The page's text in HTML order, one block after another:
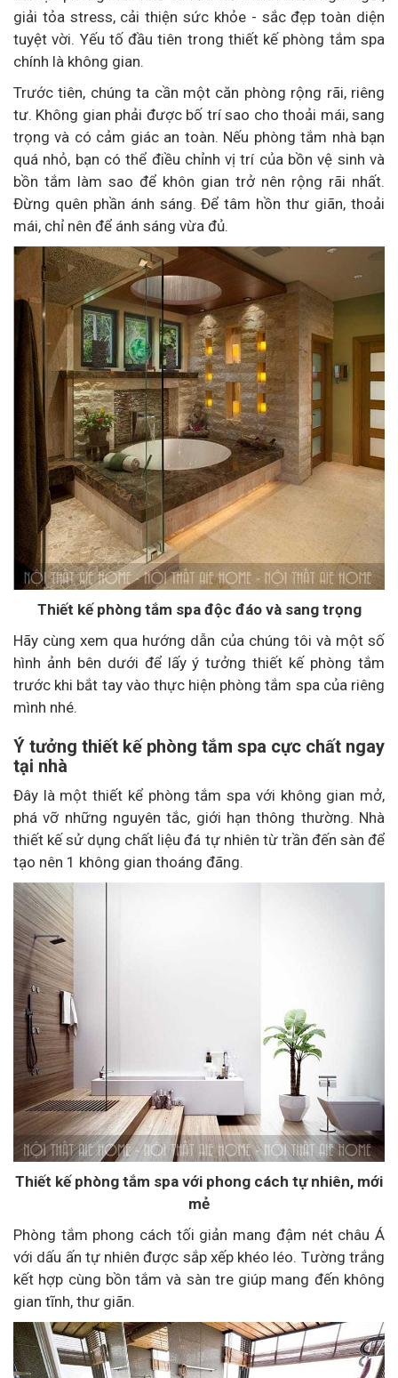
giải tỏa stress, cải thiện sức khỏe - sắc đẹp toàn diện
tuyệt vời. Yếu tố đầu tiên trong thiết kế phòng tắm spa
chính là không gian.
Trước tiên, chúng ta cần một căn phòng rộng rãi, riêng
tư. Không gian phải được bố trí sao cho thoải mái, sang
trọng và có cảm giác an toàn. Nếu phòng tắm nhà bạn
quá nhỏ, bạn có thể điều chỉnh vị trí của bồn vệ sinh và
bồn tắm làm sao để khôn gian trở nên rộng rãi nhất.
Đừng quên phần ánh sáng. Để tâm hồn thư giãn, thoải
mái, chỉ nên để ánh sáng vừa đủ.
Thiết kế phòng tắm spa độc đáo và sang trọng
Hãy cùng xem qua hướng dẫn của chúng tôi và một số
hình ảnh bên dưới để lấy ý tưởng thiết kế phòng tắm
trước khi bắt tay vào thực hiện phòng tắm spa của riêng
mình nhé.
Ý tưởng thiết kế phòng tắm spa cực chất ngay
tại nhà
Đây là một thiết kể phòng tắm spa với không gian mở,
phá vỡ những nguyên tắc, giới hạn thông thường. Nhà
thiết kế sử dụng chất liệu đá tự nhiên từ trần đến sàn để
tạo nên 1 không gian thoáng đãng.
Thiết kế phòng tắm spa với phong cách tự nhiên, mới
mẻ
Phòng tắm phong cách tối giản mang đậm nét châu Á
với dấu ấn tự nhiên được sắp xếp khéo léo. Tường trắng
kết hợp cùng bồn tắm và sàn tre giúp mang đến không
gian tĩnh, thư giãn.